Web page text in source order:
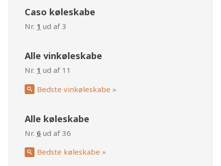
Caso køleskabe
Nr. 1 ud af 3
Alle vinkøleskabe
Nr. 1 ud af 11
Bedste vinkøleskabe »
Alle køleskabe
Nr. 6 ud af 36
Bedste køleskabe »